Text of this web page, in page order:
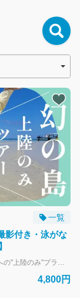
でも船長やスタ
ので色々な魚が
は調理可能な居
時です。
ーケリングはし
ります！所要時
、スキマ時間を活
一覧
影付き・泳がな
石垣島No,1の絶景スポット。奇跡の無人島「幻の島」への"上陸のみ"プラン。 SNSでも話題の白砂だけの無人島でドローン撮影付きの特別体験。 1日3便運行の約2.5時間のショートトリップツアーなので、泳ぐのが苦手な方やお時間に限りがある方もご予定に合わせて参加できます。※こちらのプランは現地集合（離島ターミナル集合）プランとなります。 ＼＼お得なサービスが盛りだくさん！／／ ・様々な角度からのドローン撮影無料！最高のショットを持ち帰ろう！ ・使用ボートはトイレ・波しぶき除け・日除けテント付きだから快適に上陸できます。 ・お子様向けに砂遊びセットも無料貸出OK。 ・サンゴや貝殻拾いも楽しめる！ ・1日3便運行しているので、ご都合に合わせてご参加可能 ※ドローン撮影は天候により実施不可の場合がございます。 ★☆お得なオプションもあります！☆★ ・竹富島経由プラン、時短で竹富島も一緒に観光できます！（小学生以上1,000円/人） ・シュノーケル3点セット（マスク・フィン・ライフジャケット）貸出可能（別途1,000円） ※竹富島経由は出発場所か到着場所のいずれかをお選びいただけます。往復オプションではございません。（1便目の竹富島経由は竹富島着のみ、2~3便目の竹富島経由は竹富島発のみとなります） ▼こんな方におすすめ！ ・あまり時間が無いけど「幻の島」には上陸してみたい。 ・小さい子供がいるので、本格的なシュノーケルはできないけど、幻の島には行ってみたい。 ・船でしか行けない究極の映えスポットで撮影したい！ ・抜群の透明度を誇る水辺でパチャパチャ遊びたい！ ▼ご家族でのご参加も安心です！ 30名乗りのボートに、水洗トイレ・日よけ・波しぶき対策・クッション付きベンチを備えた快適な環境をご用意。さらに、ゆとりをもってお過ごしいただけるよう10名前後の少人数でのご案内を行っています。 小さなお子様からご年配の方まで、それぞれのペースで海の時間をお楽しみいただけます。泳がない方も安心してご参加ください。 ※ご予約は事前決済となりますが、天候不良などによる中止時は速やかに全額返金いたします。 🌊プラン選びについて🌊 本プランは、幻の島への上陸・写真撮影・景色を楽しみたい方向けの短時間プランです。 幻の島に加え、水中でサンゴ礁や魚たちと一緒に泳ぐ本格的なシュノーケリングも楽しみたい方は、下記シュノーケリング付きプランをご確認ください。 ●幻の島上陸+サンゴ礁シュノーケリングツアー ⇒https://book.rise-ishigaki.com/top/products/7f123806-9354-56b8-a12b-e3fc905b4c2a?lng=ja-JP ⏰ 本プランのツアースケジュール ⏰ 1便目【午前ツアー】 07:50 石垣港離島ターミナル（赤い郵便ポスト前）集合 07:55 レンタカー集合（東横イン前集合、無料Pご案内） 08:10 石垣出発（浜崎マリーナ） 08:40 幻の島到着（フリータイム約60分） 09:50 幻の島出発（竹富経由の場合あり 10:10頃竹富着） 10:30 石垣帰港 2便目【お昼ツアー】 11:00 石垣港離島ターミナル（赤い郵便ポスト前）集合 11:05 レンタカー集合（東横イン前集合、無料Pご案内） 11:20 石垣出発（竹富経由の場合あり 竹富11:40発） 12:00 幻の島到着（フリータイム約60分） 13:10 幻の島出発 13:40 石垣帰港 3便目【午後ツアー】 14:10 石垣港離島ターミナル（赤い郵便ポスト前）集合 14:15 レンタカー集合（東横イン前集合、無料Pご案内） 14:30 石垣出発（竹富経由の場合あり 竹富14:50発） 15:10 幻の島到着（フリータイム約60分） 16:20 幻の島出発 16:50 石垣帰港
4,800円